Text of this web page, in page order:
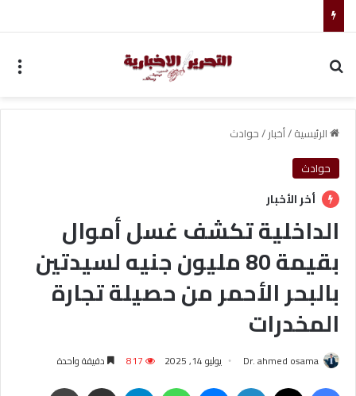
الرئيسية/أخبار/حوادث
حوادث
أخر الأخبار
الداخلية تكشف غسل أموال
بقيمة 80 مليون جنيه لسيدتين
بالبحر الأحمر من حصيلة تجارة
المخدرات
Dr. ahmed osama يوليو 14, 2025 817 دقيقة واحدة